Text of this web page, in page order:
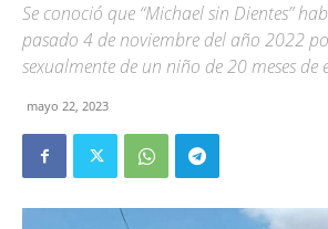
Se conoció que “Michael sin Dientes”
pasado 4 de noviembre del año 2022
sexualmente de un niño de 20 meses de
mayo 22, 2023